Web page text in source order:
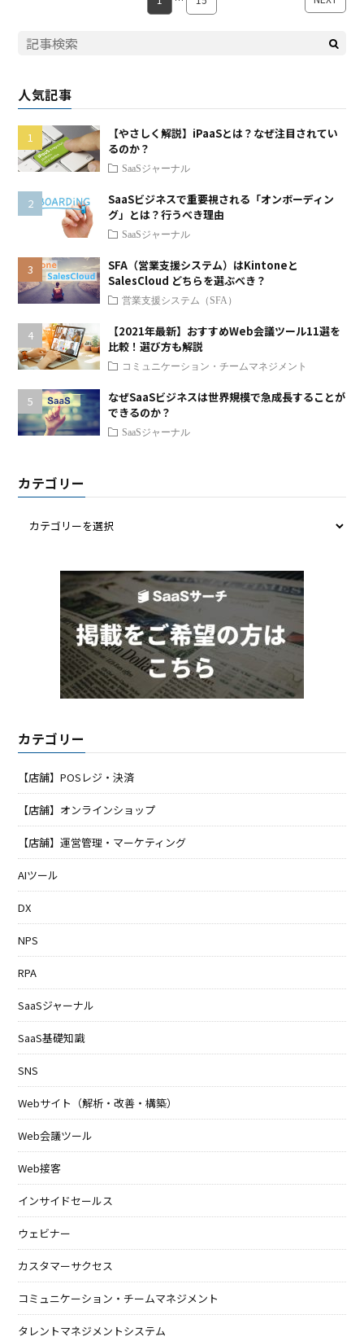
人気記事
【やさしく解説】iPaaSとは？なぜ注目されてい
るのか？
SaaSジャーナル
SaaSビジネスで重要視される「オンボーディン
グ」とは？行うべき理由
SaaSジャーナル
SFA（営業支援システム）はKintoneと
SalesCloud どちらを選ぶべき？
営業支援システム（SFA）
【2021年最新】おすすめWeb会議ツール11選を
比較！選び方も解説
コミュニケーション・チームマネジメント
なぜSaaSビジネスは世界規模で急成長することが
できるのか？
SaaSジャーナル
カテゴリー
カテゴリー
【店舗】POSレジ・決済
【店舗】オンラインショップ
【店舗】運営管理・マーケティング
AIツール
DX
NPS
RPA
SaaSジャーナル
SaaS基礎知識
SNS
Webサイト（解析・改善・構築）
Web会議ツール
Web接客
インサイドセールス
ウェビナー
カスタマーサクセス
コミュニケーション・チームマネジメント
タレントマネジメントシステム